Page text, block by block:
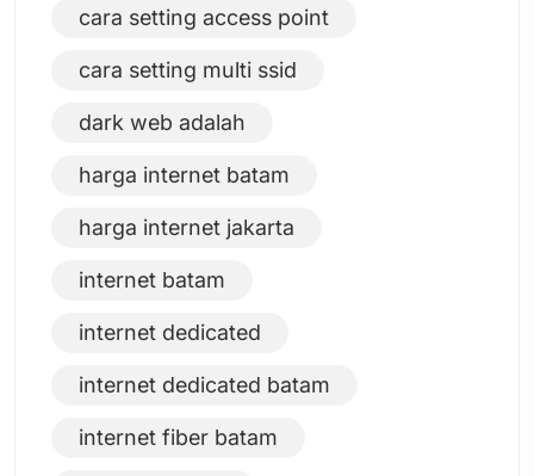
cara setting access point
cara setting multi ssid
dark web adalah
harga internet batam
harga internet jakarta
internet batam
internet dedicated
internet dedicated batam
internet fiber batam